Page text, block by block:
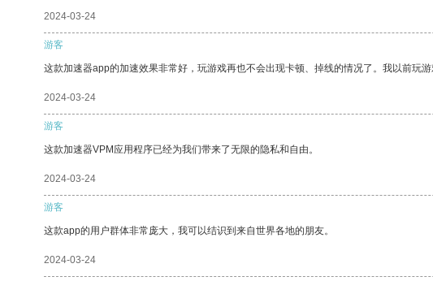
2024-03-24
游客
这款加速器app的加速效果非常好，玩游戏再也不会出现卡顿、掉线的情况了。我以前玩
2024-03-24
游客
这款加速器VPM应用程序已经为我们带来了无限的隐私和自由。
2024-03-24
游客
这款app的用户群体非常庞大，我可以结识到来自世界各地的朋友。
2024-03-24